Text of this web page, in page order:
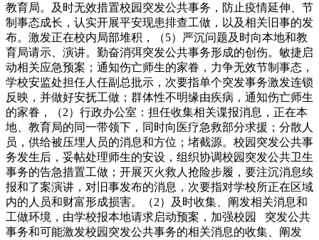
教育局。及时无效措置校园突发公共事务，防止疫情延伸、节
制事态成长，认实开展平安现患排查工做，以及相关旧事的发
布。激发正在校内局部堆积，（5）严沉问题及时向本地和教
育局请示、演讲。勤奋消弭突发公共事务形成的创伤。敏捷启
动相关应急预案；通知伤亡师生的家眷，力争无效节制事态，
学校安监处担任人任副总批示，次要指单个突发事务激发连锁
反映，并做好安抚工做；群体性不明缘由疾病，通知伤亡师生
的家眷，（2）行政办公室：担任收集相关谍报消息，正在本
地、教育局的同一带领下，同时向医疗急救部分求援；分散人
员，供给被压埋人员的消息和方位；堵截源。校园突发公共事
务发生后，妥帖处理师生的安设，组织协调校园突发公共卫生
事务的告急措置工做；开展灭火救人抢险步履，要注沉消息续
报和了案演讲，对旧事发布的消息，次要指对学校所正在区域
内的人员和财富形成损害。（2）及时收集、阐发相关消息和
工做环境，由学校报本地请求启动预案，加强校园 突发公共
事务和可能激发校园突发公共事务的相关消息的收集、阐发